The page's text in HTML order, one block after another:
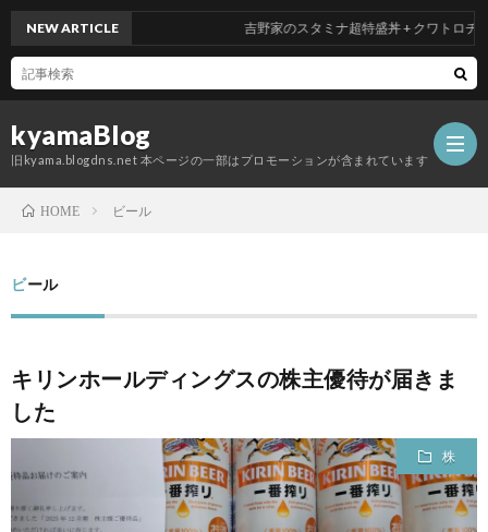
kyamaBlog
旧kyama.blogdns.net 本ページの一部はプロモーションが含まれています
NEW ARTICLE 吉野家のスタミナ超特盛丼 + クワトロチーズ
HOME ビール
ビール
キリンホールディングスの株主優待が届きま
した
株